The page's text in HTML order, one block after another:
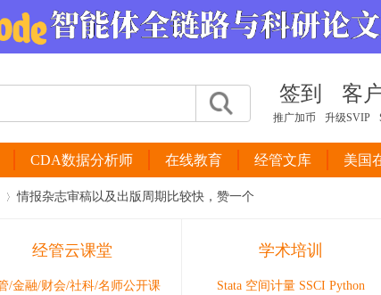
签到 客
推广加币 升级SVIP
CDA数据分析师 在线教育 经管文库 美国
情报杂志审稿以及出版周期比较快，赞一个
经管云课堂
/金融/财会/社科/名师公开课
学术培训
Stata 空间计量 SSCI Python